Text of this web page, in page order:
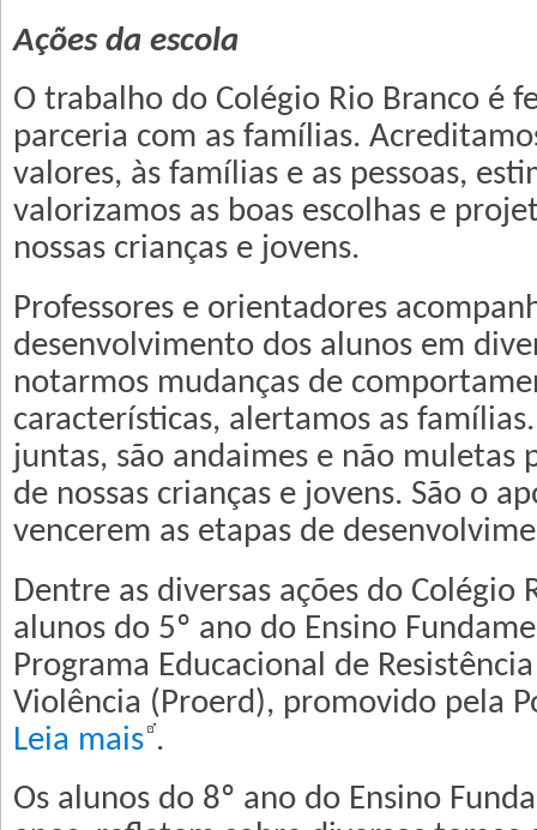
Ações da escola
O trabalho do Colégio Rio Branco é
parceria com as famílias.
valores, às famílias e as pessoas,
valorizamos as boas escolhas e
nossas crianças e jovens.
Professores e orientadores
desenvolvimento dos alunos em
notarmos mudanças de
características, alertamos as
juntas, são andaimes e não muletas
de nossas crianças e jovens. São o
vencerem as etapas de
Dentre as diversas ações do Colégio
alunos do 5º ano do Ensino
Programa Educacional de
Violência (Proerd), promovido pela
Leia mais .
Os alunos do 8º ano do Ensino